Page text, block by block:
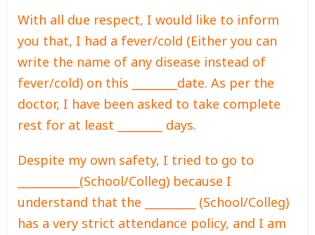
With all due respect, I would like to inform
you that, I had a fever/cold (Either you can
write the name of any disease instead of
fever/cold) on this ________date. As per the
doctor, I have been asked to take complete
rest for at least ________ days.
Despite my own safety, I tried to go to
___________(School/Colleg) because I
understand that the _________ (School/Colleg)
has a very strict attendance policy, and I am